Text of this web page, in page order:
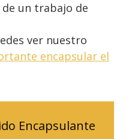
un trabajo de
ver nuestro
encapsular el
Encapsulante